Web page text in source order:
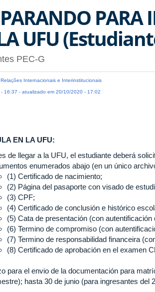
PARA
UFU
PEC-G
Internacionais e Interinstitucionais
16:37 - atualizado em 20/10/2020 - 17:02
EN LA UFU:
de llegar a la UFU, el estudiante deberá
enumerados abajo (en un único
(1) Certificado de nacimiento;
(2) Página del pasaporte con visado de
(3) CPF;
(4) Certificado de conclusión e histórico
(5) Cata de presentación (con autentificación
(6) Termino de compromiso (con
(7) Termino de responsabilidad financeira
(8) Certificado de aprobación en el examen
para el envio de la documentación para
hasta 30 de junio (para ingresantes del